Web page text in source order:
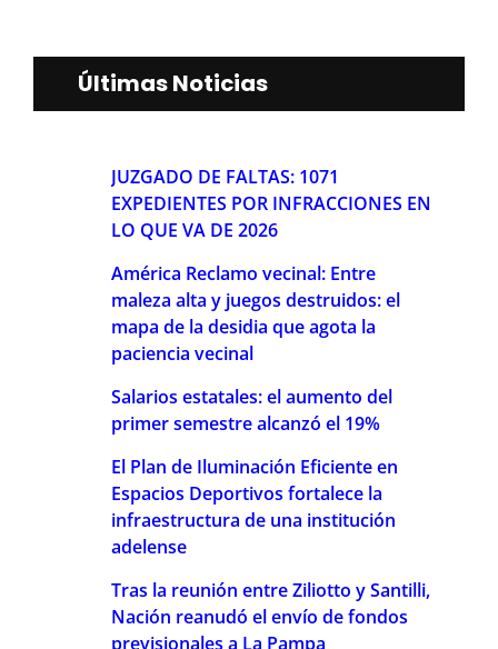
Últimas Noticias
JUZGADO DE FALTAS: 1071
EXPEDIENTES POR INFRACCIONES EN
LO QUE VA DE 2026
América Reclamo vecinal: Entre
maleza alta y juegos destruidos: el
mapa de la desidia que agota la
paciencia vecinal
Salarios estatales: el aumento del
primer semestre alcanzó el 19%
El Plan de Iluminación Eficiente en
Espacios Deportivos fortalece la
infraestructura de una institución
adelense
Tras la reunión entre Ziliotto y Santilli,
Nación reanudó el envío de fondos
previsionales a La Pampa